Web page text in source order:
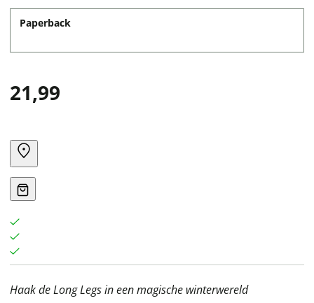
Paperback
21,99
Haak de Long Legs in een magische winterwereld